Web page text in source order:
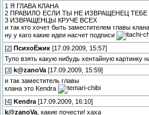
1 Я ГЛАВА КЛАНА
2 ПРАВИЛО ЕСЛИ ТЫ НЕ ИЗВРАЩЕНЕЦ ТЕБЕ
3 ИЗВРАЩЕНЦЫ КРУЧЕ ВСЕХ
и так кто хочет быть заместителем главы
ну у каго какие идеи насчет подписи
[2] ПсихоЁжик [17.09.2009, 15:57]
Тупо взять какую нибудь хентайную картинку
[3] k@zanoVa [17.09.2009, 15:59]
и так заместитель главы
клана это Kendra
[4] Kendra [17.09.2009, 16:10]
k@zanoVa , какие почести! хаха